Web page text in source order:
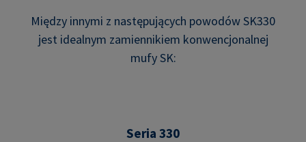
Między innymi z następujących powodów SK330
jest idealnym zamiennikiem konwencjonalnej
mufy SK:
Seria 330